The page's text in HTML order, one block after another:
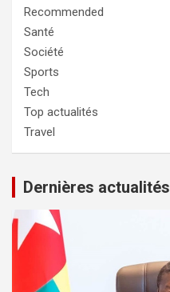
Recommended
Santé
Société
Sports
Tech
Top actualités
Travel
Dernières actualités